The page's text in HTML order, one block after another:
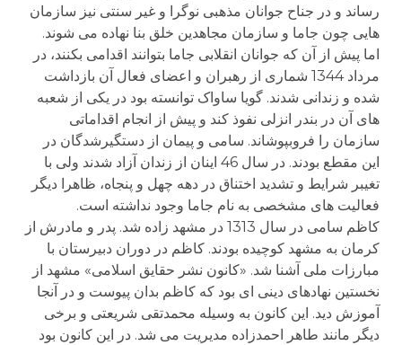
رساند و در جناح جوانان مذهبی نوگرا و غیر سنتی نیز سازمان
هایی چون جاما و سازمان مجاهدین خلق بنا نهاده می شوند.
اما پیش از آن که جوانان انقلابی جاما بتوانند اقدامی بکنند، در
مرداد 1344 شماری از رهبران و اعضای فعال آن بازداشت
شده و زندانی شدند. گویا ساواک توانسته بود در یکی از شعبه
های آن در بندر انزلی نفوذ کند و پیش از انجام اقداماتی
سازمان را فروبپوشاند. سامی و پیمان از دستگیرشدگان در
این مقطع بودند. در سال 46 اینان از زندان آزاد شدند ولی با
تغیبر شرایط و تشدید اختناق در دهه چهل و پنجاه، ظاهرا دیگر
فعالیت های مشخصی به نام جاما وجود نداشته است.
کاظم سامی در سال 1313 در مشهد زاده شد. پدر و مادرش از
کرمان به مشهد کوچیده بودند. کاظم در دوران دبیرستان با
مبارزات ملی آشنا شد. «کانون نشر حقایق اسلامی» مشهد از
نخستین نهادهای دینی ای بود که کاظم بدان پیوست و در آنجا
آموزش دید. این کانون به وسیله محمدتقی شریعتی و برخی
دیگر مانند طاهر احمدزاده مدیریت می شد. در این کانون بود